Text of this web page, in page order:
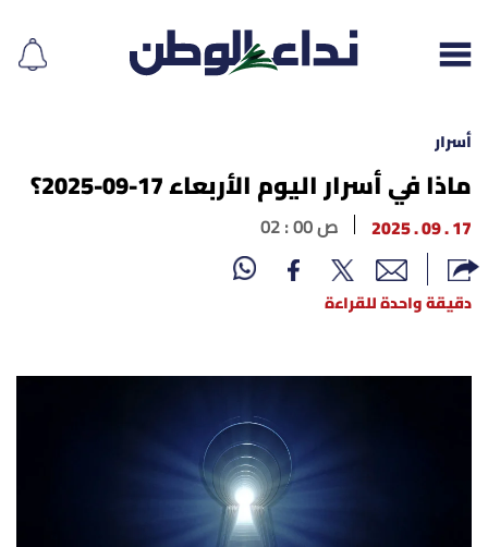
إقرأ الجريدة
لبنان
أسرار
ماذا في أسرار اليوم الأربعاء 17-09-2025؟
17 . 09 . 2025 02 : 00 ص
دقيقة واحدة للقراءة